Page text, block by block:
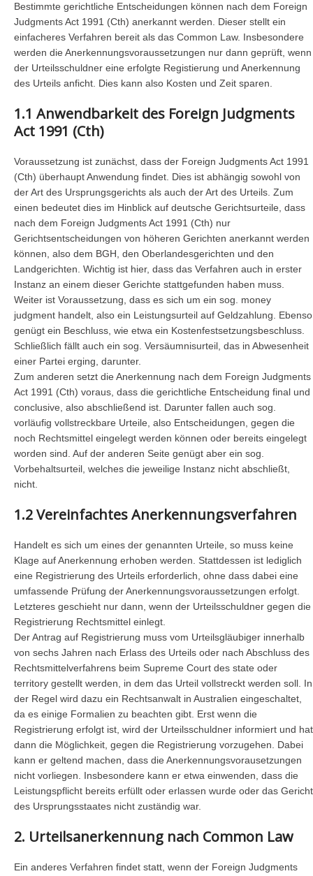
Bestimmte gerichtliche Entscheidungen können nach dem Foreign
Judgments Act 1991 (Cth) anerkannt werden. Dieser stellt ein
einfacheres Verfahren bereit als das Common Law. Insbesondere
werden die Anerkennungsvoraussetzungen nur dann geprüft, wenn
der Urteilsschuldner eine erfolgte Registierung und Anerkennung
des Urteils anficht. Dies kann also Kosten und Zeit sparen.
1.1 Anwendbarkeit des Foreign Judgments
Act 1991 (Cth)
Voraussetzung ist zunächst, dass der Foreign Judgments Act 1991
(Cth) überhaupt Anwendung findet. Dies ist abhängig sowohl von
der Art des Ursprungsgerichts als auch der Art des Urteils. Zum
einen bedeutet dies im Hinblick auf deutsche Gerichtsurteile, dass
nach dem Foreign Judgments Act 1991 (Cth) nur
Gerichtsentscheidungen von höheren Gerichten anerkannt werden
können, also dem BGH, den Oberlandesgerichten und den
Landgerichten. Wichtig ist hier, dass das Verfahren auch in erster
Instanz an einem dieser Gerichte stattgefunden haben muss.
Weiter ist Voraussetzung, dass es sich um ein sog. money
judgment handelt, also ein Leistungsurteil auf Geldzahlung. Ebenso
genügt ein Beschluss, wie etwa ein Kostenfestsetzungsbeschluss.
Schließlich fällt auch ein sog. Versäumnisurteil, das in Abwesenheit
einer Partei erging, darunter.
Zum anderen setzt die Anerkennung nach dem Foreign Judgments
Act 1991 (Cth) voraus, dass die gerichtliche Entscheidung final und
conclusive, also abschließend ist. Darunter fallen auch sog.
vorläufig vollstreckbare Urteile, also Entscheidungen, gegen die
noch Rechtsmittel eingelegt werden können oder bereits eingelegt
worden sind. Auf der anderen Seite genügt aber ein sog.
Vorbehaltsurteil, welches die jeweilige Instanz nicht abschließt,
nicht.
1.2 Vereinfachtes Anerkennungsverfahren
Handelt es sich um eines der genannten Urteile, so muss keine
Klage auf Anerkennung erhoben werden. Stattdessen ist lediglich
eine Registrierung des Urteils erforderlich, ohne dass dabei eine
umfassende Prüfung der Anerkennungsvoraussetzungen erfolgt.
Letzteres geschieht nur dann, wenn der Urteilsschuldner gegen die
Registrierung Rechtsmittel einlegt.
Der Antrag auf Registrierung muss vom Urteilsgläubiger innerhalb
von sechs Jahren nach Erlass des Urteils oder nach Abschluss des
Rechtsmittelverfahrens beim Supreme Court des state oder
territory gestellt werden, in dem das Urteil vollstreckt werden soll. In
der Regel wird dazu ein Rechtsanwalt in Australien eingeschaltet,
da es einige Formalien zu beachten gibt. Erst wenn die
Registrierung erfolgt ist, wird der Urteilsschuldner informiert und hat
dann die Möglichkeit, gegen die Registrierung vorzugehen. Dabei
kann er geltend machen, dass die Anerkennungsvorausetzungen
nicht vorliegen. Insbesondere kann er etwa einwenden, dass die
Leistungspflicht bereits erfüllt oder erlassen wurde oder das Gericht
des Ursprungsstaates nicht zuständig war.
2. Urteilsanerkennung nach Common Law
Ein anderes Verfahren findet statt, wenn der Foreign Judgments